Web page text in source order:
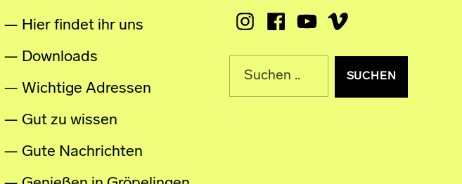
Hier findet ihr uns
Downloads
Wichtige Adressen
Gut zu wissen
Gute Nachrichten
InstagramFacebookYoutubeVimeo
Suche nach: